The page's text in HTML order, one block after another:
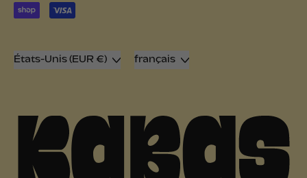
acceptés
Pays/région États-Unis (EUR €) Langue
français